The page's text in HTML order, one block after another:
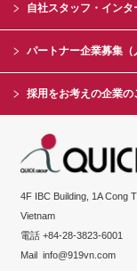
自社スタッフ・インタ
パートナー企業募集（
採用をお考えの企業の
4F IBC Building, 1A Cong
Vietnam
電話 +84-28-3823-6001
Mailinfo@919vn.com